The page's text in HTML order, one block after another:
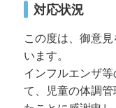
対応状況
この度は、御意
います。
インフルエンザ
て、児童の体調